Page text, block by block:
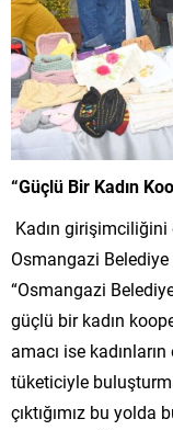
“Güçlü Bir Kadın
Kadın
Osmangazi Belediye
“Osmangazi
güçlü bir kadın
amacı ise
tüketiciyle
çıktığımız bu yolda